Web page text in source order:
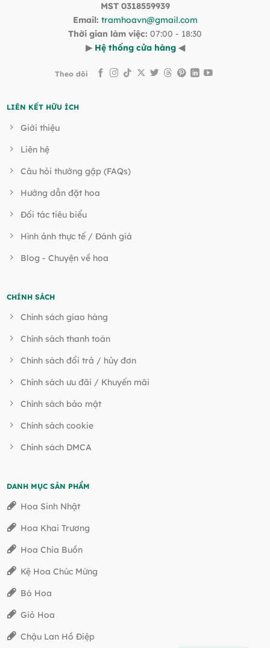
MST 0318559939
Email: tramhoavn@gmail.com
Thời gian làm việc: 07:00 - 18:30
▶ Hệ thống cửa hàng ◀
Theo dõi
LIÊN KẾT HỮU ÍCH
Giới thiệu
Liên hệ
Câu hỏi thường gặp (FAQs)
Hướng dẫn đặt hoa
Đối tác tiêu biểu
Hình ảnh thực tế / Đánh giá
Blog - Chuyện về hoa
CHÍNH SÁCH
Chính sách giao hàng
Chính sách thanh toán
Chính sách đổi trả / hủy đơn
Chính sách ưu đãi / Khuyến mãi
Chính sách bảo mật
Chính sách cookie
Chính sách DMCA
DANH MỤC SẢN PHẨM
Hoa Sinh Nhật
Hoa Khai Trương
Hoa Chia Buồn
Kệ Hoa Chúc Mừng
Bó Hoa
Giỏ Hoa
Chậu Lan Hồ Điệp